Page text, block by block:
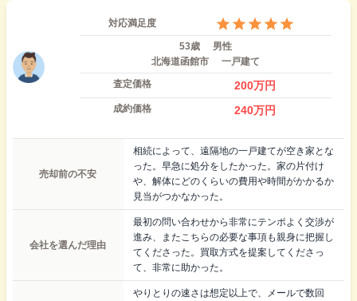
対応満足度
53歳
男性
北海道函館市
一戸建て
査定価格
200万円
成約価格 240万円
売却前の不安
相続によって、遠隔地の一戸建てが空き家とな
った。早急に処分をしたかった。家の片付け
や、解体にどのくらいの費用や時間がかかるか
見当がつかなかった。
会社を選んだ理由
最初の問い合わせから非常にテンポよく交渉が
進み、またこちらの必要な事項も親身に把握し
てくださった。買取方式を提案してくださっ
て、非常に助かった。
やりとりの速さは想定以上で、メールで数回